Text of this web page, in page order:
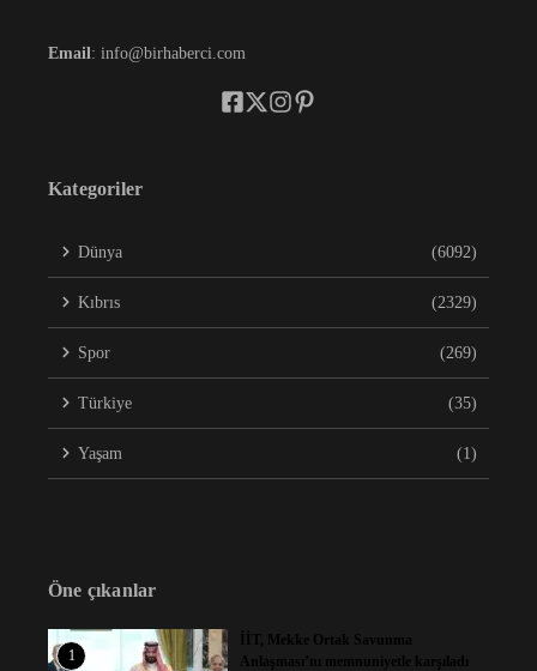
Email : info@birhaberci.com
Kategoriler
Dünya (6092)
Kıbrıs (2329)
Spor (269)
Türkiye (35)
Yaşam (1)
Öne çıkanlar
1
İİT, Mekke Ortak Savunma
Anlaşması’nı memnuniyetle karşıladı